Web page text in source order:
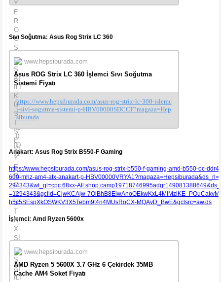
Sıvı Soğutma: Asus Rog Strix LC 360
www.hepsiburada.com
Asus ROG Strix LC 360 İşlemci Sıvı Soğutma
Sistemi Fiyatı
https://www.hepsiburada.com/asus-rog-strix-lc-360-islemc
i-sivi-sogutma-sistemi-p-HBV00000SDCCF?magaza=Hep
siburada
Anakart: Asus Rog Strix B550-F Gaming
https://www.hepsiburada.com/asus-rog-strix-b550-f-gaming-amd-b550-oc-
600-mhz-am4-atx-anakart-p-
294343&wt_gl=cpc.68xx-
=1294343&gclid=CjwKCAjw-
h5c5SEspXkOSWKV3X5Tebm9t4n4MUsRoCX-MQAvD_BwE&gclsrc=aw.ds
İşlemci: Amd Ryzen 5600x
www.hepsiburada.com
AMD Ryzen 5 5600X 3.7 GHz 6 Çekirdek 35MB
Cache AM4 Soket Fiyatı